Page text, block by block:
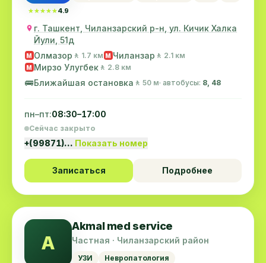
★★★★★
★★★★★4.9
г. Ташкент, Чиланзарский р-н, ул. Кичик Халка
Йули, 51д
M Олмазор 🚶 1.7 км M Чиланзар 🚶 2.1 км
M Мирзо Улугбек 🚶 2.8 км
🚌Ближайшая остановка 🚶 50 м· автобусы: 8, 48
пн–пт:08:30–17:00
Сейчас закрыто
+(99871)… Показать номер
Записаться Подробнее
A
Akmal med service
Частная · Чиланзарский район
УЗИ
Невропатология